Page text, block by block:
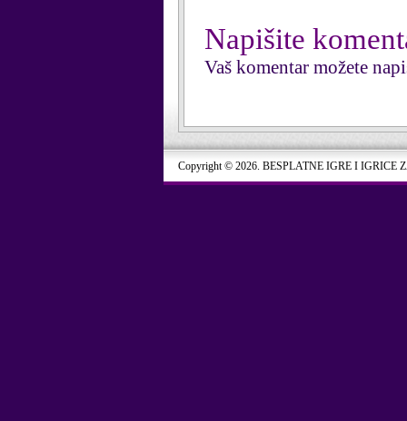
Napišite
Vaš komentar možete
Copyright © 2026. BESPLATNE IGRE I IGRICE